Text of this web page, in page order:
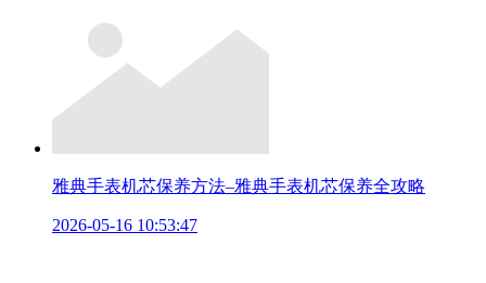
雅典手表机芯保养方法–雅典手表机芯保养全攻略
2026-05-16 10:53:47